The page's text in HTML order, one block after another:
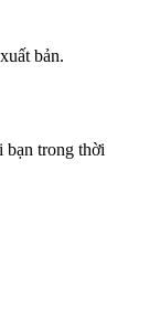
bản.
bạn trong thời